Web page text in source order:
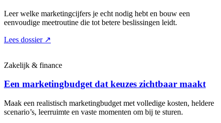
Leer welke marketingcijfers je echt nodig hebt en bouw een
eenvoudige meetroutine die tot betere beslissingen leidt.
Lees dossier ↗
Zakelijk & finance
Een marketingbudget dat keuzes zichtbaar maakt
Maak een realistisch marketingbudget met volledige kosten, heldere
scenario’s, leerruimte en vaste momenten om bij te sturen.